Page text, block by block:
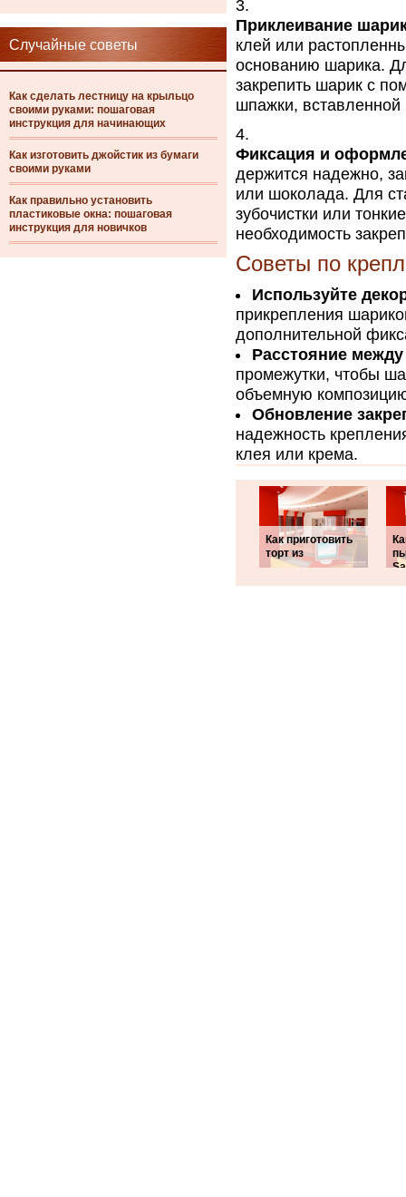
Случайные советы
Как сделать лестницу на крыльцо
своими руками: пошаговая
инструкция для начинающих
Как изготовить джойстик из бумаги
своими руками
Как правильно установить
пластиковые окна: пошаговая
инструкция для новичков
Приклеивание
клей или
основанию шарика.
закрепить шарик с
шпажки, вставленной
Фиксация и
держится надежно,
или шоколада. Для
зубочистки или
необходимость
Советы по
Используйте
прикрепления
дополнительной
Расстояние
промежутки, чтобы
объемную
Обновление
надежность
клея или крема.
Как приготовить
торт из